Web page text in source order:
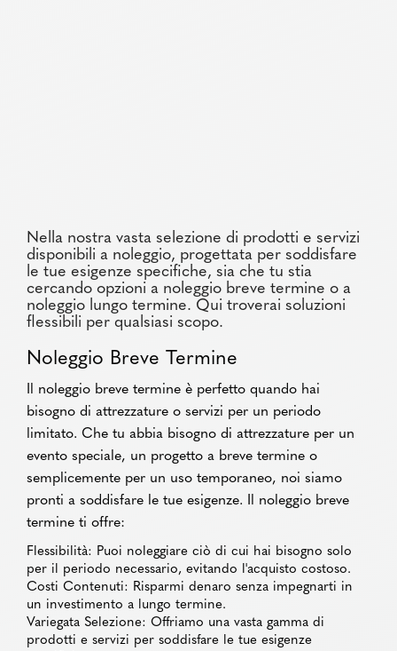
Nella nostra vasta selezione di prodotti e servizi
disponibili a noleggio, progettata per soddisfare
le tue esigenze specifiche, sia che tu stia
cercando opzioni a noleggio breve termine o a
noleggio lungo termine. Qui troverai soluzioni
flessibili per qualsiasi scopo.
Noleggio Breve Termine
Il noleggio breve termine è perfetto quando hai
bisogno di attrezzature o servizi per un periodo
limitato. Che tu abbia bisogno di attrezzature per un
evento speciale, un progetto a breve termine o
semplicemente per un uso temporaneo, noi siamo
pronti a soddisfare le tue esigenze. Il noleggio breve
termine ti offre:
Flessibilità: Puoi noleggiare ciò di cui hai bisogno solo
per il periodo necessario, evitando l'acquisto costoso.
Costi Contenuti: Risparmi denaro senza impegnarti in
un investimento a lungo termine.
Variegata Selezione: Offriamo una vasta gamma di
prodotti e servizi per soddisfare le tue esigenze